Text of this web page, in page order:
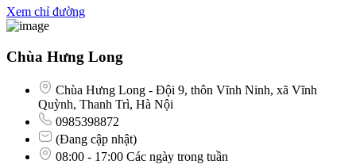
Xem chỉ đường
Chùa Hưng Long
Chùa Hưng Long - Đội 9, thôn Vĩnh Ninh, xã Vĩnh
Quỳnh, Thanh Trì, Hà Nội
0985398872
(Đang cập nhật)
08:00 - 17:00 Các ngày trong tuần